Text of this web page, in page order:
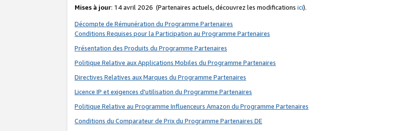
Mises à jour: 14 avril 2026 (Partenaires actuels, découvrez les modifications ici).
Décompte de Rémunération du Programme Partenaires
Conditions Requises pour la Participation au Programme Partenaires
Présentation des Produits du Programme Partenaires
Politique Relative aux Applications Mobiles du Programme Partenaires
Directives Relatives aux Marques du Programme Partenaires
Licence IP et exigences d'utilisation du Programme Partenaires
Politique Relative au Programme Influenceurs Amazon du Programme Partenaires
Conditions du Comparateur de Prix du Programme Partenaires DE